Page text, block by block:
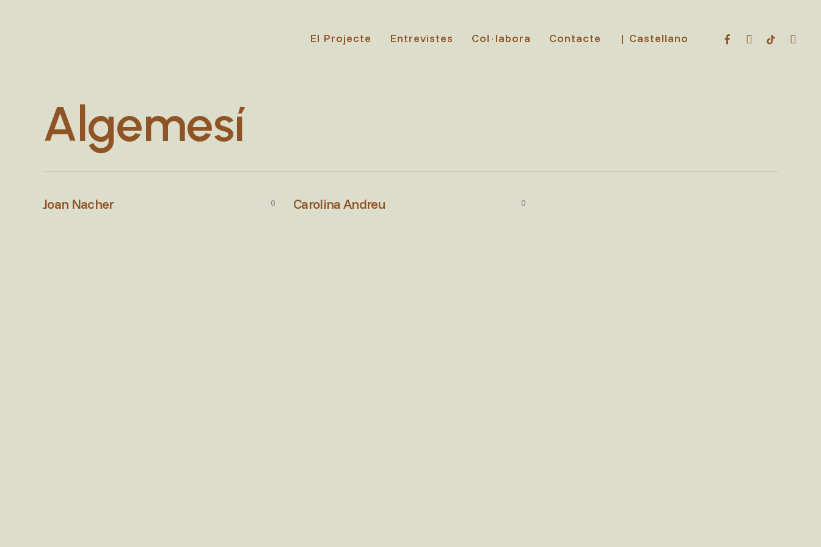
El Projecte Entrevistes Col·labora Contacte | Castellano facebookinstagram
tiktokemail
Algemesí
Joan Nacher 0 Carolina Andreu 0